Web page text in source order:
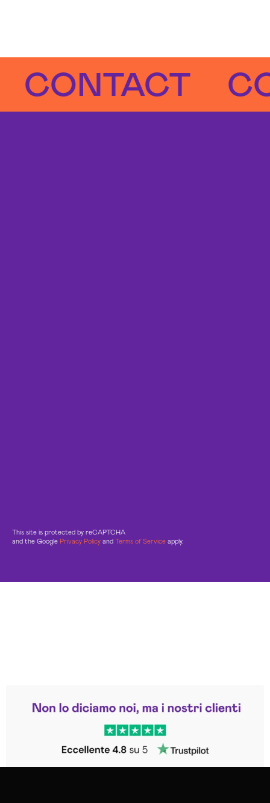
This site is protected by reCAPTCHA
and the Google Privacy Policy and Terms of Service apply.
Trustpilot